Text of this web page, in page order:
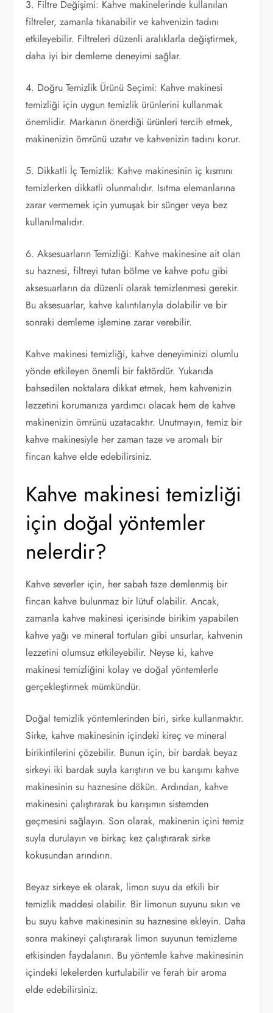
3. Filtre Değişimi: Kahve makinelerinde kullanılan
filtreler, zamanla tıkanabilir ve kahvenizin tadını
etkileyebilir. Filtreleri düzenli aralıklarla değiştirmek,
daha iyi bir demleme deneyimi sağlar.
4. Doğru Temizlik Ürünü Seçimi: Kahve makinesi
temizliği için uygun temizlik ürünlerini kullanmak
önemlidir. Markanın önerdiği ürünleri tercih etmek,
makinenizin ömrünü uzatır ve kahvenizin tadını korur.
5. Dikkatli İç Temizlik: Kahve makinesinin iç kısmını
temizlerken dikkatli olunmalıdır. Isıtma elemanlarına
zarar vermemek için yumuşak bir sünger veya bez
kullanılmalıdır.
6. Aksesuarların Temizliği: Kahve makinesine ait olan
su haznesi, filtreyi tutan bölme ve kahve potu gibi
aksesuarların da düzenli olarak temizlenmesi gerekir.
Bu aksesuarlar, kahve kalıntılarıyla dolabilir ve bir
sonraki demleme işlemine zarar verebilir.
Kahve makinesi temizliği, kahve deneyiminizi olumlu
yönde etkileyen önemli bir faktördür. Yukarıda
bahsedilen noktalara dikkat etmek, hem kahvenizin
lezzetini korumanıza yardımcı olacak hem de kahve
makinenizin ömrünü uzatacaktır. Unutmayın, temiz bir
kahve makinesiyle her zaman taze ve aromalı bir
fincan kahve elde edebilirsiniz.
Kahve makinesi temizliği
için doğal yöntemler
nelerdir?
Kahve severler için, her sabah taze demlenmiş bir
fincan kahve bulunmaz bir lütuf olabilir. Ancak,
zamanla kahve makinesi içerisinde birikim yapabilen
kahve yağı ve mineral tortuları gibi unsurlar, kahvenin
lezzetini olumsuz etkileyebilir. Neyse ki, kahve
makinesi temizliğini kolay ve doğal yöntemlerle
gerçekleştirmek mümkündür.
Doğal temizlik yöntemlerinden biri, sirke kullanmaktır.
Sirke, kahve makinesinin içindeki kireç ve mineral
birikintilerini çözebilir. Bunun için, bir bardak beyaz
sirkeyi iki bardak suyla karıştırın ve bu karışımı kahve
makinesinin su haznesine dökün. Ardından, kahve
makinesini çalıştırarak bu karışımın sistemden
geçmesini sağlayın. Son olarak, makinenin içini temiz
suyla durulayın ve birkaç kez çalıştırarak sirke
kokusundan arındırın.
Beyaz sirkeye ek olarak, limon suyu da etkili bir
temizlik maddesi olabilir. Bir limonun suyunu sıkın ve
bu suyu kahve makinesinin su haznesine ekleyin. Daha
sonra makineyi çalıştırarak limon suyunun temizleme
etkisinden faydalanın. Bu yöntemle kahve makinesinin
içindeki lekelerden kurtulabilir ve ferah bir aroma
elde edebilirsiniz.